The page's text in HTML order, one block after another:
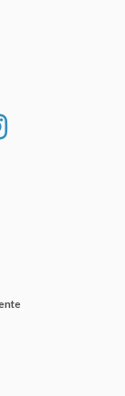
Instagram